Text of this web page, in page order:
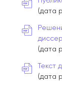
(дата
(дата
Текст
(дата